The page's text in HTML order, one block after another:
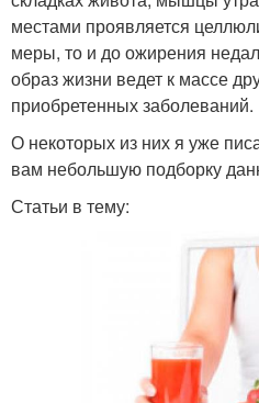
местами проявляется
меры, то и до ожирения
образ жизни ведет к массе
приобретенных заболеваний.
О некоторых из них я уже
вам небольшую подборку
Статьи в тему: